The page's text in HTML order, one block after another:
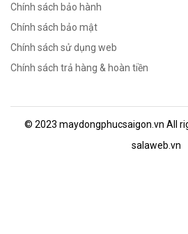
Chính sách bảo hành
Chính sách bảo mật
Chính sách sử dụng web
Chính sách trả hàng & hoàn tiền
© 2023 maydongphucsaigon.vn All
salaweb.vn